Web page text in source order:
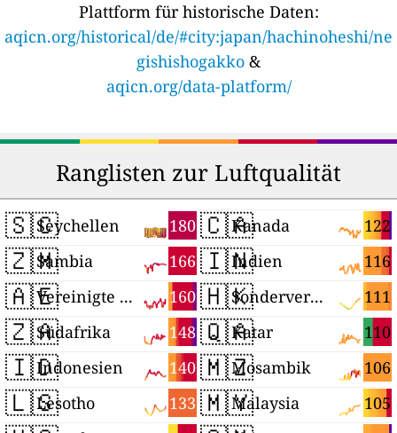
Plattform für historische Daten:
aqicn.org/historical/de/#city:japan/hachinoheshi/ne
gishishogakko &
aqicn.org/data-platform/
Ranglisten zur Luftqualität
🇸🇨 180
Seychellen
🇿🇲 166
Sambia
🇦🇪 160
Vereinigte Arabische Emirate
🇿🇦 148
Südafrika
🇮🇩 140
Indonesien
🇱🇸 133
Lesotho
🇨🇦 122
Kanada
🇮🇳 116
Indien
🇭🇰 111
Sonderverwaltungsregion Hongkong
🇶🇦 110
Katar
🇲🇿 106
Mosambik
🇲🇾 105
Malaysia